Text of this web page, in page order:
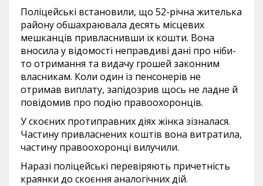
Поліцейські встановили, що 52-річна жителька
району обшахраювала десять місцевих
мешканців привласнивши їх кошти. Вона
вносила у відомості неправдиві дані про ніби-
то отримання та видачу грошей законним
власникам. Коли один із пенсонерів не
отримав виплату, запідозрив щось не ладне й
повідомив про подію правоохоронців.
У скоєних протиправних діях жінка зізналася.
Частину привласнених коштів вона витратила,
частину правоохоронці вилучили.
Наразі поліцейські перевіряють причетність
краянки до скоєння аналогічних дій.